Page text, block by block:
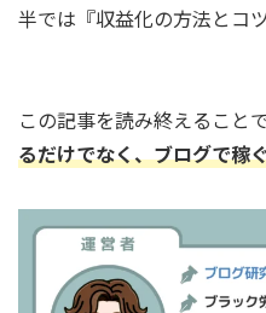
半では『収益化の方法とコ
この記事を読み終えることで
るだけでなく、ブログで稼